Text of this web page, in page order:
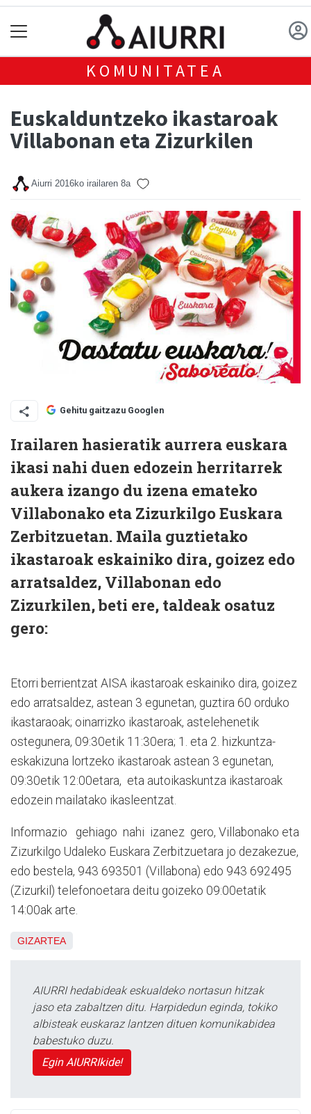
KOMUNITATEA
Euskalduntzeko ikastaroak
Villabonan eta Zizurkilen
Aiurri 2016ko irailaren 8a
Gehitu gaitzazu Googlen
Irailaren hasieratik aurrera euskara
ikasi nahi duen edozein herritarrek
aukera izango du izena emateko
Villabonako eta Zizurkilgo Euskara
Zerbitzuetan. Maila guztietako
ikastaroak eskainiko dira, goizez edo
arratsaldez, Villabonan edo
Zizurkilen, beti ere, taldeak osatuz
gero:
Etorri berrientzat AISA ikastaroak eskainiko dira, goizez
edo arratsaldez, astean 3 egunetan, guztira 60 orduko
ikastaraoak; oinarrizko ikastaroak, astelehenetik
ostegunera, 09:30etik 11:30era; 1. eta 2. hizkuntza-
eskakizuna lortzeko ikastaroak astean 3 egunetan,
09:30etik 12:00etara, eta autoikaskuntza ikastaroak
edozein mailatako ikasleentzat.
Informazio gehiago nahi izanez gero, Villabonako eta
Zizurkilgo Udaleko Euskara Zerbitzuetara jo dezakezue,
edo bestela, 943 693501 (Villabona) edo 943 692495
(Zizurkil) telefonoetara deitu goizeko 09:00etatik
14:00ak arte.
GIZARTEA
AIURRI hedabideak eskualdeko nortasun hitzak
jaso eta zabaltzen ditu. Harpidedun eginda, tokiko
albisteak euskaraz lantzen dituen komunikabidea
babestuko duzu.
Egin AIURRIkide!